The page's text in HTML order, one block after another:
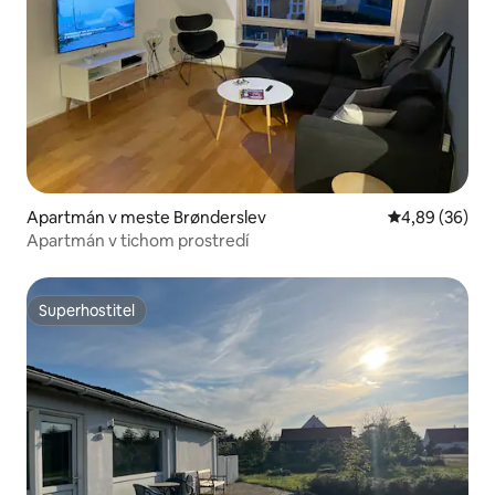
Apartmán v meste Brønderslev Priemerné
4,89 (36)
Apartmán v tichom prostredí
Superhostiteľ
Superhostiteľ